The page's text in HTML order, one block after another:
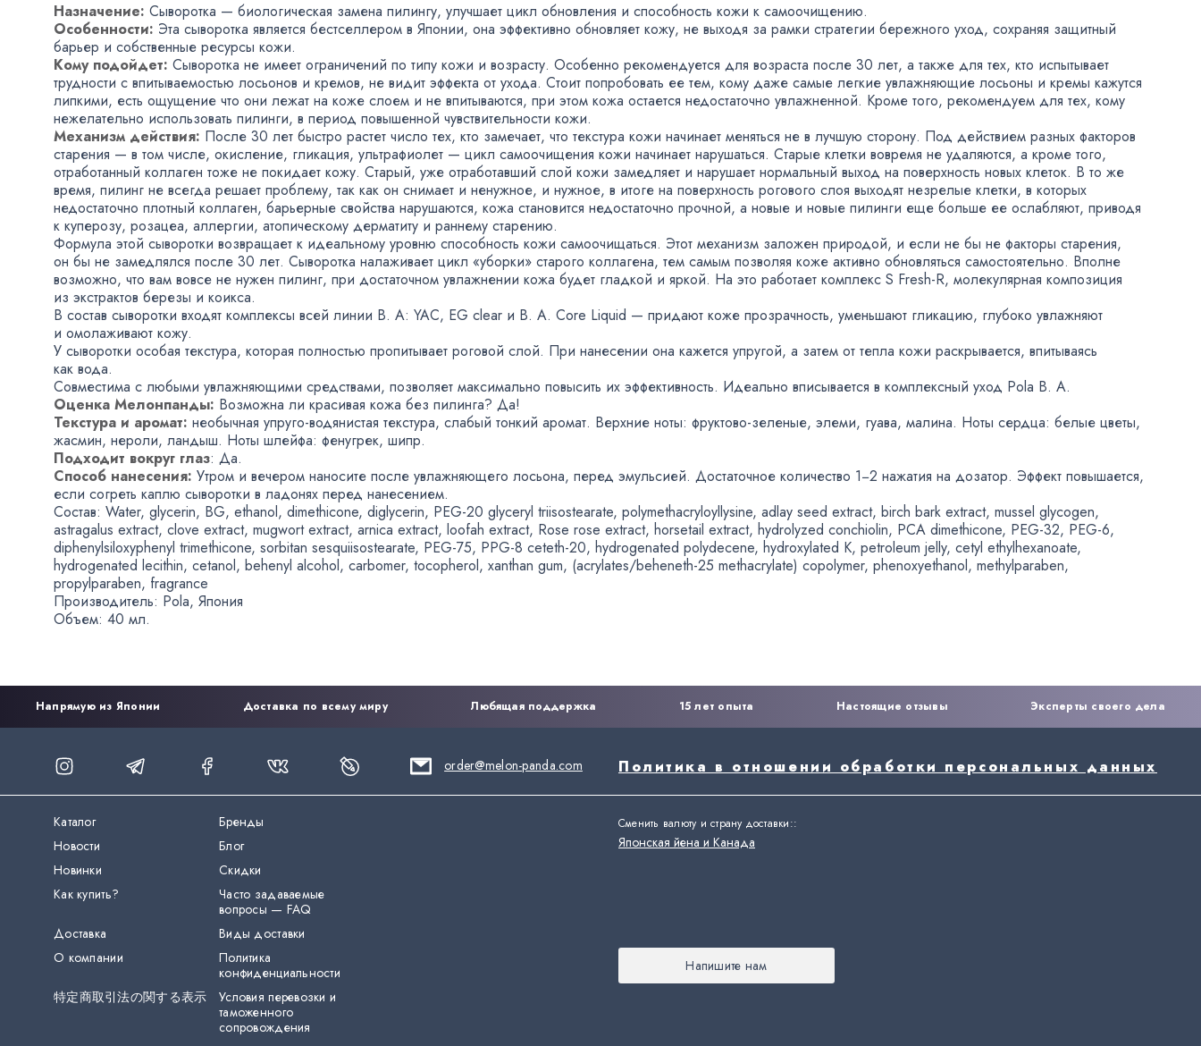
Назначение: Сыворотка — биологическая замена пилингу, улучшает цикл обновления и способность кожи к самоочищению.
Особенности: Эта сыворотка является бестселлером в Японии, она эффективно обновляет кожу, не выходя за рамки стратегии бережного уход, сохраняя защитный
барьер и собственные ресурсы кожи.
Кому подойдет: Сыворотка не имеет ограничений по типу кожи и возрасту. Особенно рекомендуется для возраста после 30 лет, а также для тех, кто испытывает
трудности с впитываемостью лосьонов и кремов, не видит эффекта от ухода. Стоит попробовать ее тем, кому даже самые легкие увлажняющие лосьоны и кремы кажутся
липкими, есть ощущение что они лежат на коже слоем и не впитываются, при этом кожа остается недостаточно увлажненной. Кроме того, рекомендуем для тех, кому
нежелательно использовать пилинги, в период повышенной чувствительности кожи.
Механизм действия: После 30 лет быстро растет число тех, кто замечает, что текстура кожи начинает меняться не в лучшую сторону. Под действием разных факторов
старения — в том числе, окисление, гликация, ультрафиолет — цикл самоочищения кожи начинает нарушаться. Старые клетки вовремя не удаляются, а кроме того,
отработанный коллаген тоже не покидает кожу. Старый, уже отработавший слой кожи замедляет и нарушает нормальный выход на поверхность новых клеток. В то же
время, пилинг не всегда решает проблему, так как он снимает и ненужное, и нужное, в итоге на поверхность рогового слоя выходят незрелые клетки, в которых
недостаточно плотный коллаген, барьерные свойства нарушаются, кожа становится недостаточно прочной, а новые и новые пилинги еще больше ее ослабляют, приводя
к куперозу, розацеа, аллергии, атопическому дерматиту и раннему старению.
Формула этой сыворотки возвращает к идеальному уровню способность кожи самоочищаться. Этот механизм заложен природой, и если не бы не факторы старения,
он бы не замедлялся после 30 лет. Сыворотка налаживает цикл «уборки» старого коллагена, тем самым позволяя коже активно обновляться самостоятельно. Вполне
возможно, что вам вовсе не нужен пилинг, при достаточном увлажнении кожа будет гладкой и яркой. На это работает комплекс S Fresh-R, молекулярная композиция
из экстрактов березы и коикса.
В состав сыворотки входят комплексы всей линии B. A: YAC, EG clear и B. A. Core Liquid — придают коже прозрачность, уменьшают гликацию, глубоко увлажняют
и омолаживают кожу.
У сыворотки особая текстура, которая полностью пропитывает роговой слой. При нанесении она кажется упругой, а затем от тепла кожи раскрывается, впитываясь
как вода.
Совместима с любыми увлажняющими средствами, позволяет максимально повысить их эффективность. Идеально вписывается в комплексный уход Pola B. A.
Оценка Мелонпанды: Возможна ли красивая кожа без пилинга? Да!
Текстура и аромат: необычная упруго-водянистая текстура, слабый тонкий аромат. Верхние ноты: фруктово-зеленые, элеми, гуава, малина. Ноты сердца: белые цветы,
жасмин, нероли, ландыш. Ноты шлейфа: фенугрек, шипр.
Подходит вокруг глаз: Да.
Способ нанесения: Утром и вечером наносите после увлажняющего лосьона, перед эмульсией. Достаточное количество 1−2 нажатия на дозатор. Эффект повышается,
если согреть каплю сыворотки в ладонях перед нанесением.
Состав: Water, glycerin, BG, ethanol, dimethicone, diglycerin, PEG-20 glyceryl triisostearate, polymethacryloyllysine, adlay seed extract, birch bark extract, mussel glycogen,
astragalus extract, clove extract, mugwort extract, arnica extract, loofah extract, Rose rose extract, horsetail extract, hydrolyzed conchiolin, PCA dimethicone, PEG-32, PEG-6,
diphenylsiloxyphenyl trimethicone, sorbitan sesquiisostearate, PEG-75, PPG-8 ceteth-20, hydrogenated polydecene, hydroxylated K, petroleum jelly, cetyl ethylhexanoate,
hydrogenated lecithin, cetanol, behenyl alcohol, carbomer, tocopherol, xanthan gum, (acrylates/beheneth-25 methacrylate) copolymer, phenoxyethanol, methylparaben,
propylparaben, fragrance
Производитель: Pola, Япония
Объем: 40 мл.
Напрямую из Японии Доставка по всему миру Любящая поддержка 15 лет опыта Настоящие отзывы Эксперты своего дела
order@melon-panda.com Политика в отношении обработки персональных данных
Каталог
Бренды
Новости
Блог
Новинки
Скидки
Как купить?
Часто задаваемые
вопросы — FAQ
Доставка
Виды доставки
О компании
Политика
конфиденциальности
特定商取引法の関する表示
Условия перевозки и
таможенного
сопровождения
Сменить валюту и страну доставки::
Японская йена и Канада
Напишите нам